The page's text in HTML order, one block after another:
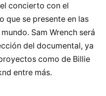
concierto con el
que se presente en las
Sam Wrench será
del documental, ya
como de Billie
entre más.